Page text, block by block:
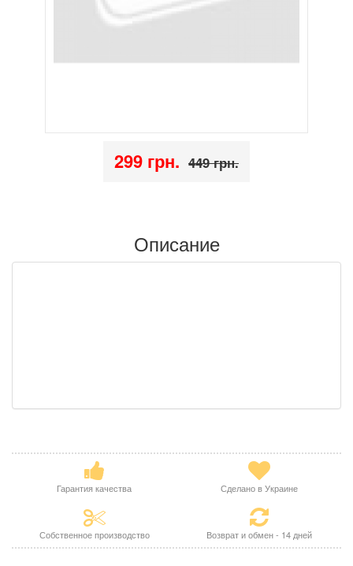
299 грн. 449 грн.
Описание
Гарантия качества Сделано в Украине
Собственное производство Возврат и обмен - 14 дней